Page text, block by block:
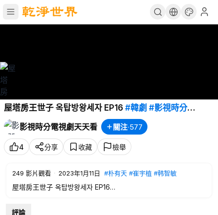
屋塔房王世子 옥탑방왕세자 EP16 #韓劇 #影視時分
movietime
#電視劇
影視時分電視劇天天看
關注·577
4 分享 收藏 檢舉
249 影片觀看 · 2023年1月11日 #朴有天 #崔宇植 #韩智敏
屋塔房王世子 옥탑방왕세자 EP16
尔为题材，讲述了一个王世子找寻真爱的故事。 300年前的朝鲜
評論